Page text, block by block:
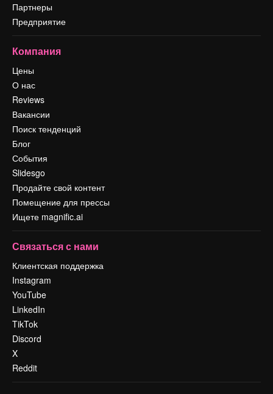
Партнеры
Предприятие
Компания
Цены
О нас
Reviews
Вакансии
Поиск тенденций
Блог
События
Slidesgo
Продайте свой контент
Помещение для прессы
Ищете magnific.ai
Связаться с нами
Клиентская поддержка
Instagram
YouTube
LinkedIn
TikTok
Discord
X
Reddit